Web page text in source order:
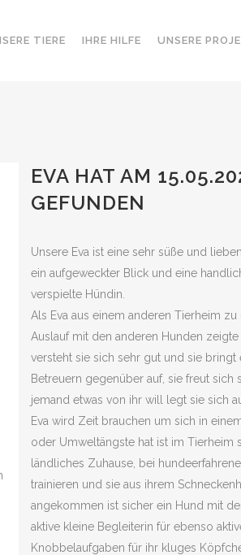
TIERE IHRE HILFE UNSERE
EVA HAT AM
GEFUNDEN
Unsere Eva ist eine sehr süße und
ein aufgeweckter Blick und eine
verspielte Hündin.
Als Eva aus einem anderen Tierheim
Auslauf mit den anderen Hunden
versteht sie sich sehr gut und sie bringt
Betreuern gegenüber auf, sie freut
jemand etwas von ihr will legt sie sich
Eva wird Zeit brauchen um sich in
oder Umweltängste hat ist im Tierheim
ländliches Zuhause, bei
trainieren und sie aus ihrem
angekommen ist sicher ein Hund mit
aktive kleine Begleiterin für ebenso
Knobbelaufgaben für ihr kluges